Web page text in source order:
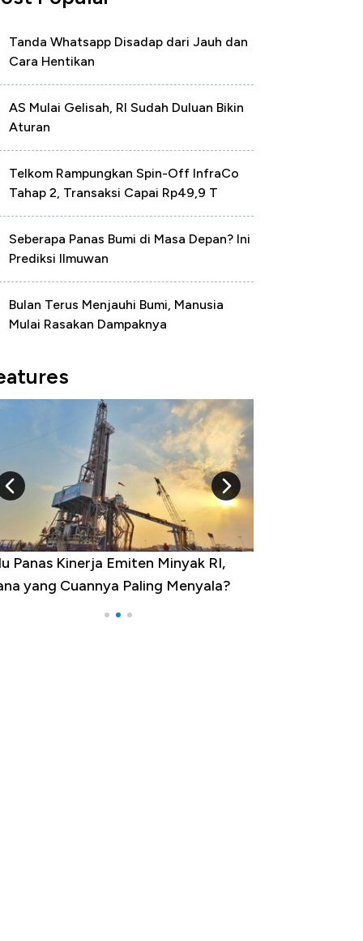
Tanda Whatsapp Disadap dari Jauh dan
Cara Hentikan
AS Mulai Gelisah, RI Sudah Duluan Bikin
Aturan
Telkom Rampungkan Spin-Off InfraCo
Tahap 2, Transaksi Capai Rp49,9 T
Seberapa Panas Bumi di Masa Depan? Ini
Prediksi Ilmuwan
Bulan Terus Menjauhi Bumi, Manusia
Mulai Rasakan Dampaknya
Panas Kinerja Emiten Minyak RI,
yang Cuannya Paling Menyala?